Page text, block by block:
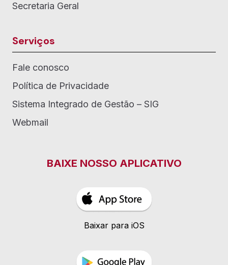
Secretaria Geral
Serviços
Fale conosco
Política de Privacidade
Sistema Integrado de Gestão – SIG
Webmail
BAIXE NOSSO APLICATIVO
Baixar para iOS